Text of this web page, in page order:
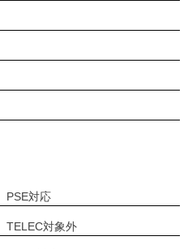
PSE対応
TELEC対象外